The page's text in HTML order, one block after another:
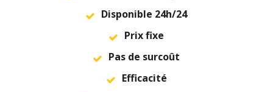
Disponible 24h/24
Prix fixe
Pas de surcoût
Efficacité